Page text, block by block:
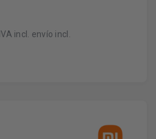
IVA incl. envío incl.